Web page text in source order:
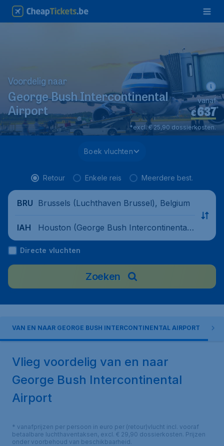
Voordelig naar
George Bush Intercontinental
Airport
€637*
vanaf
*excl. € 25,90 dossierkosten.
Boek vluchten
Retour Enkele reis Meerdere best.
BRU Brussels (Luchthaven Brussel), Belgium
IAH
Houston (George Bush Intercontinental
Airport), United States
Directe vluchten
Zoeken
VAN EN NAAR GEORGE BUSH INTERCONTINENTAL AIRPORT
Vlieg voordelig van en naar
George Bush Intercontinental
Airport
* vanafprijzen per persoon in euro per (retour)vlucht incl. vooraf
betaalbare luchthaventaksen, excl. € 29,90 dossierkosten. Prijzen
onder voorbehoud van beschikbaarheid.